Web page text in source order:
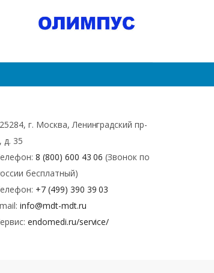
г. Москва, Ленинградский пр-
д. 35
8 (800) 600 43 06 (Звонок по
бесплатный)
+7 (499) 390 39 03
info@mdt-mdt.ru
endomedi.ru/service/